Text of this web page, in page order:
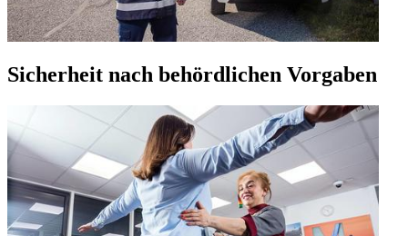
Sicherheit nach behördlichen Vorgaben